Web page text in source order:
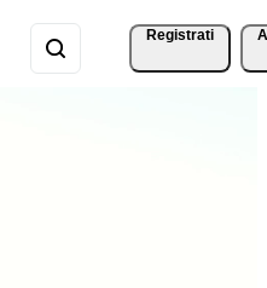
Registrati